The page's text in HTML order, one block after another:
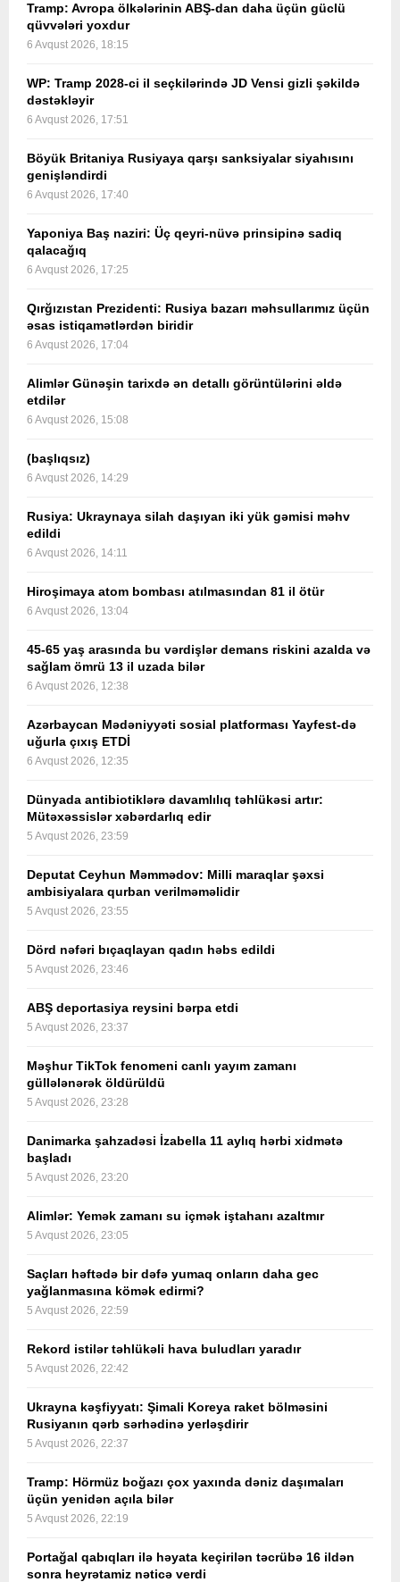
Tramp: Avropa ölkələrinin ABŞ-dan daha üçün güclü
qüvvələri yoxdur
6 Avqust 2026, 18:15
WP: Tramp 2028-ci il seçkilərində JD Vensi gizli şəkildə
dəstəkləyir
6 Avqust 2026, 17:51
Böyük Britaniya Rusiyaya qarşı sanksiyalar siyahısını
genişləndirdi
6 Avqust 2026, 17:40
Yaponiya Baş naziri: Üç qeyri-nüvə prinsipinə sadiq
qalacağıq
6 Avqust 2026, 17:25
Qırğızıstan Prezidenti: Rusiya bazarı məhsullarımız üçün
əsas istiqamətlərdən biridir
6 Avqust 2026, 17:04
Alimlər Günəşin tarixdə ən detallı görüntülərini əldə
etdilər
6 Avqust 2026, 15:08
(başlıqsız)
6 Avqust 2026, 14:29
Rusiya: Ukraynaya silah daşıyan iki yük gəmisi məhv
edildi
6 Avqust 2026, 14:11
Hiroşimaya atom bombası atılmasından 81 il ötür
6 Avqust 2026, 13:04
45-65 yaş arasında bu vərdişlər demans riskini azalda və
sağlam ömrü 13 il uzada bilər
6 Avqust 2026, 12:38
Azərbaycan Mədəniyyəti sosial platforması Yayfest-də
uğurla çıxış ETDİ
6 Avqust 2026, 12:35
Dünyada antibiotiklərə davamlılıq təhlükəsi artır:
Mütəxəssislər xəbərdarlıq edir
5 Avqust 2026, 23:59
Deputat Ceyhun Məmmədov: Milli maraqlar şəxsi
ambisiyalara qurban verilməməlidir
5 Avqust 2026, 23:55
Dörd nəfəri bıçaqlayan qadın həbs edildi
5 Avqust 2026, 23:46
ABŞ deportasiya reysini bərpa etdi
5 Avqust 2026, 23:37
Məşhur TikTok fenomeni canlı yayım zamanı
güllələnərək öldürüldü
5 Avqust 2026, 23:28
Danimarka şahzadəsi İzabella 11 aylıq hərbi xidmətə
başladı
5 Avqust 2026, 23:20
Alimlər: Yemək zamanı su içmək iştahanı azaltmır
5 Avqust 2026, 23:05
Saçları həftədə bir dəfə yumaq onların daha gec
yağlanmasına kömək edirmi?
5 Avqust 2026, 22:59
Rekord istilər təhlükəli hava buludları yaradır
5 Avqust 2026, 22:42
Ukrayna kəşfiyyatı: Şimali Koreya raket bölməsini
Rusiyanın qərb sərhədinə yerləşdirir
5 Avqust 2026, 22:37
Tramp: Hörmüz boğazı çox yaxında dəniz daşımaları
üçün yenidən açıla bilər
5 Avqust 2026, 22:19
Portağal qabıqları ilə həyata keçirilən təcrübə 16 ildən
sonra heyrətamiz nəticə verdi